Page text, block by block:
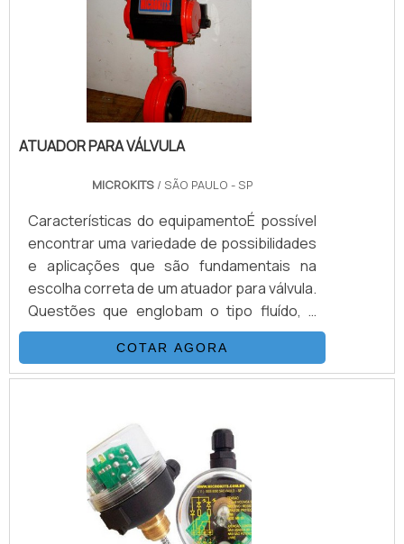
devem ser seguidos os parâmetros e
normas do segmento. O atuador pode ser
ATUADOR PARA VÁLVULA
MICROKITS/ SÃO PAULO - SP
Características do equipamentoÉ possível
encontrar uma variedade de possibilidades
e aplicações que são fundamentais na
escolha correta de um atuador para válvula.
Questões que englobam o tipo fluído, a
alimentação de ar, pressão, posição de
falha, são informações mínimas para um
correto dimensionamento. Outra coisa
válvula é que pode escolher o tipo de
atuador.Variações do atuador para
válvulaCada atuador para válvula em possui
uma aplicação considerada.
COTAR AGORA